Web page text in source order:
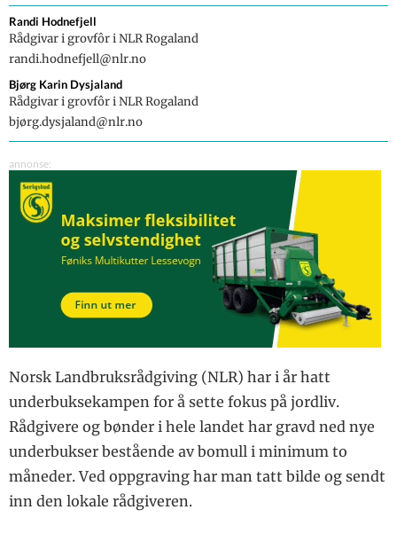
hos NRF
Fortsatt god
innavlsstatus for
Vil øke avlingene
Norge på langs med
DYREVELFERD
WelCow skal
kartlegge
dyrevelferden
TEMA: GJØDSEL
246 færre mil med
traktor
Gardens egen
fullgjødsel
REPORTASJE
Mjølkeproduksjon
på norske
fôrressurser
på Aasgård
JORD
Slik endte
FORSKJELLIG
Besetningene med
høyest ytelse i 2020
Ta vare på
inseminøren din i
vinterkulda
MIDTSIDE
Midtside
FORSKJELLIG
Kveldsrunden
ORGANISASJON
Årsberetning og
realiteter ved
fjøsprosjekt på
mindre bruk
Prosjekt
Innlandsfjøs
Føringer for støtte
fra Innovasjon
Norge
FÔRING
Hvor mye melk kan
kalven få?
INTERVJU
44 års forskning på
fôrkonservering og
drøvtyggerernæring
REPORTASJE
Metanbøndene
Grovfôr som bestilt
JORD
Randi Hodnefjell
Rådgivar i grovfôr i NLR Rogaland
randi.hodnefjell@nlr.no
Bjørg Karin Dysjaland
Rådgivar i grovfôr i NLR Rogaland
bjørg.dysjaland@nlr.no
Norsk Landbruksrådgiving (NLR) har i år hatt
underbuksekampen for å sette fokus på jordliv.
Rådgivere og bønder i hele landet har gravd ned nye
underbukser bestående av bomull i minimum to
måneder. Ved oppgraving har man tatt bilde og sendt
inn den lokale rådgiveren.